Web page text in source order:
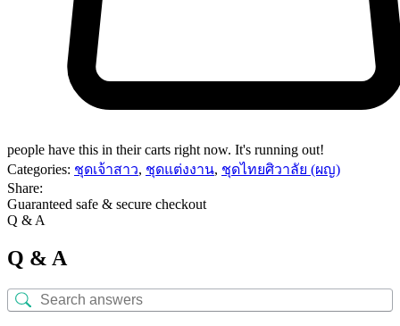
people have this in their carts right now. It's running out!
Categories: ชุดเจ้าสาว, ชุดแต่งงาน, ชุดไทยศิวาลัย (ผญ)
Share:
Guaranteed safe & secure checkout
Q & A
Q & A